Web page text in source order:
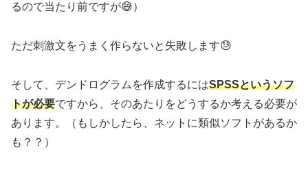
るので当たり前ですが😅）
ただ刺激文をうまく作らないと失敗します😓
そして、デンドログラムを作成するにはSPSSというソフ
トが必要ですから、そのあたりをどうするか考える必要が
あります。（もしかしたら、ネットに類似ソフトがあるか
も？？）